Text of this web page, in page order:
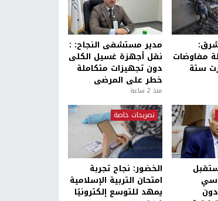
مفاوضات
ستة
مدير مستشفى النجاح: :
نقل أجهزة غسيل الكلى
دون تجهيزات متكاملة
خطر على المرضى
منذ 2 ساعة
تصريحات خاصة
الخضور: نجاح تجربة
امتحان التربية الإسلامية
يمهد للتوسع إلكترونيًا